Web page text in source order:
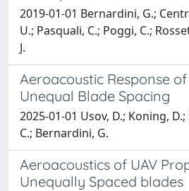
2019-01-01 Bernardini, G.;
U.; Pasquali, C.; Poggi, C.;
J.
Aeroacoustic Response
Unequal Blade Spacing
2025-01-01 Usov, D.; Koning,
C.; Bernardini, G.
Aeroacoustics of UAV
Unequally Spaced blades